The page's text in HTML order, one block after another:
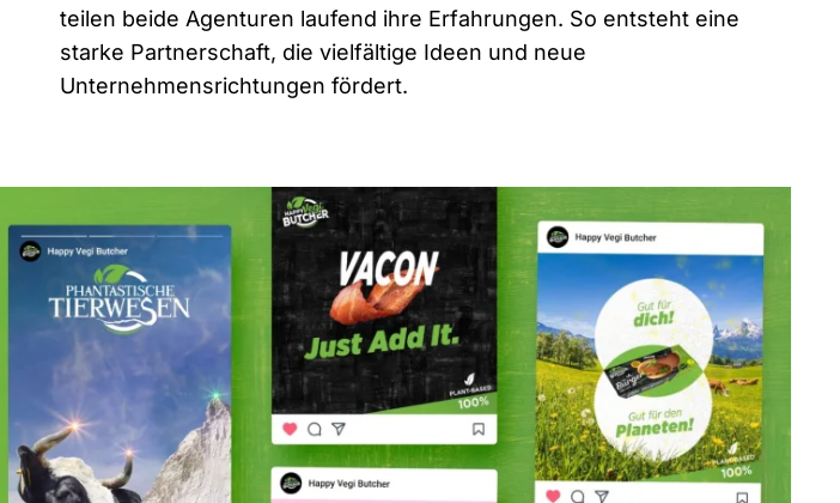
teilen beide Agenturen laufend ihre Erfahrungen. So entsteht eine
starke Partnerschaft, die vielfältige Ideen und neue
Unternehmensrichtungen fördert.